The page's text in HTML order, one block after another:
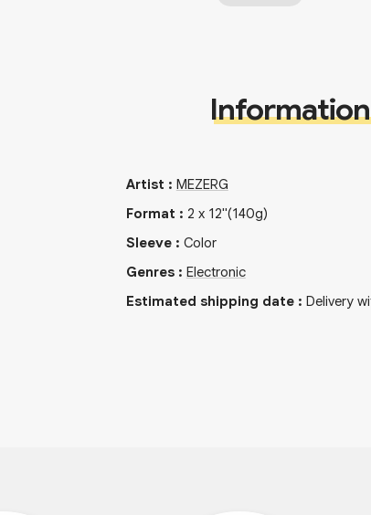
Information
Artist : MEZERG
Format : 2 x 12"(140g)
Sleeve: Color
Genres: Electronic
Estimated shipping date: Delivery